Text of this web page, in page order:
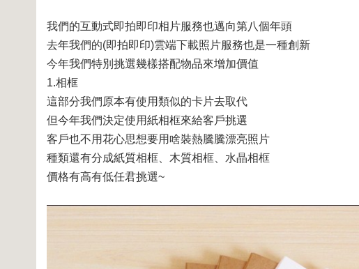
我們的互動式即拍即印相片服務也邁向第八個年頭
去年我們的(即拍即印)雲端下載照片服務也是一種創新
今年我們特別挑選幾樣搭配物品來增加價值
1.相框
這部分我們原本有使用類似的卡片去取代
但今年我們決定使用紙相框來給客戶挑選
客戶也不用花心思想要用啥裝熱騰騰漂亮照片
種類還有分成紙質相框、木質相框、水晶相框
價格有高有低任君挑選~